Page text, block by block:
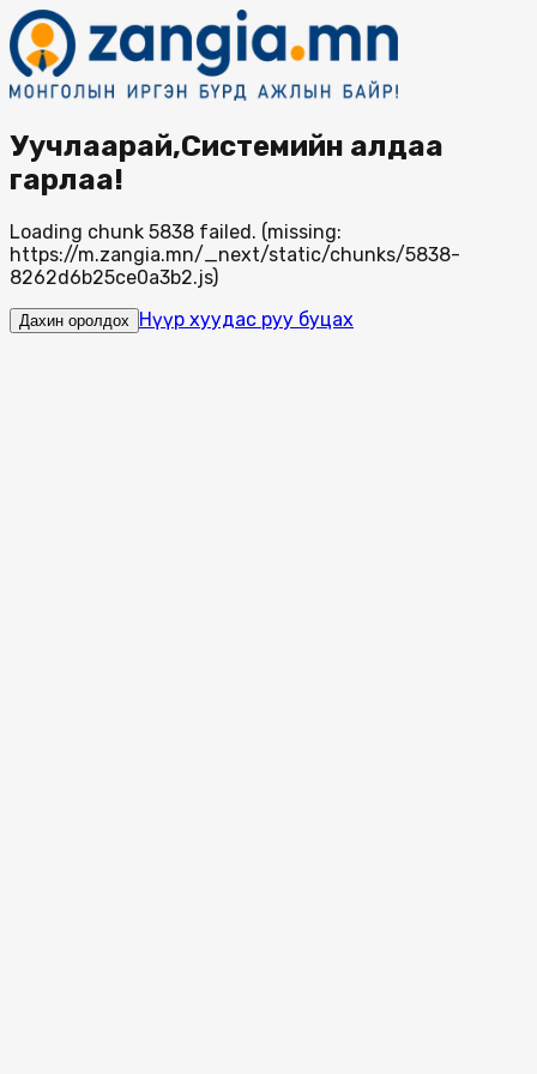
Уучлаарай,Системийн алдаа
гарлаа!
Loading chunk 5838 failed. (missing:
https://m.zangia.mn/_next/static/chunks/5838-
8262d6b25ce0a3b2.js)
Дахин оролдох Нүүр хуудас руу буцах